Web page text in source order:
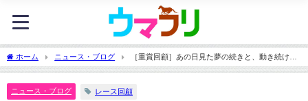
ホーム ニュース・ブログ
［重賞回顧］あの日見た夢の続きと、動き続ける
時計の針が指し示すもの～2022年・天皇賞・秋～
ニュース・ブログ レース回顧